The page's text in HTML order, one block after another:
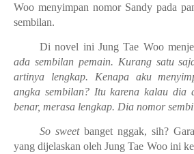
Woo menyimpan nomor Sandy pada
sembilan.
Di novel ini Jung Tae Woo
ada sembilan pemain. Kurang satu
artinya lengkap. Kenapa aku
angka sembilan? Itu karena kalau dia
benar, merasa lengkap. Dia nomor
So sweet banget nggak, sih?
yang dijelaskan oleh Jung Tae Woo ini